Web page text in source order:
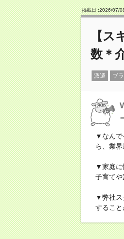
掲載日 :2026/07/
【
数＊
派遣 ブ
▼なんで
ら、業
▼家庭に
子育てや
▼弊社ス
すること